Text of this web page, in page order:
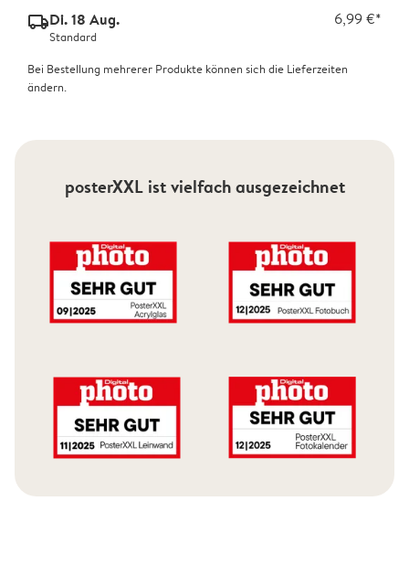
delivery_standard_v2Di. 18 Aug. 6,99 €*
Standard
Bei Bestellung mehrerer Produkte können sich die Lieferzeiten
ändern.
posterXXL ist vielfach ausgezeichnet